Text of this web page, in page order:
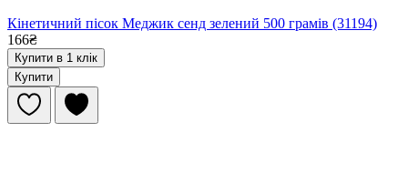
Кінетичний пісок Меджик сенд зелений 500 грамів (31194)
166₴
Купити в 1 клік
Купити